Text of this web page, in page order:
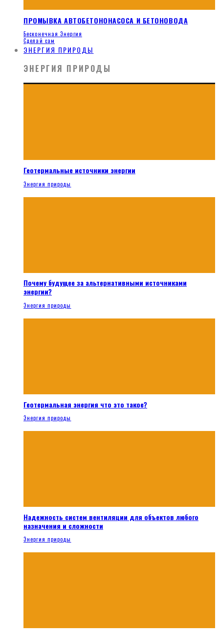
ПРОМЫВКА АВТОБЕТОНОНАСОСА И БЕТОНОВОДА
Бесконечная Энергия
Сделай сам
ЭНЕРГИЯ ПРИРОДЫ
ЭНЕРГИЯ ПРИРОДЫ
Геотермальные источники энергии
Энергия природы
Почему будущее за альтернативными источниками
энергии?
Энергия природы
Геотермальная энергия что это такое?
Энергия природы
Надежность систем вентиляции для объектов любого
назначения и сложности
Энергия природы